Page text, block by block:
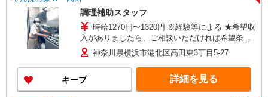
調理補助スタッフ
時給1270円〜1320円 ※経験等による ★希望収
入がありましたら、ご相談いただければ希望条件
に合うかの確認もいたします。 ★時間外手当別途
支給 ★上記金額は働きがい向上手当を含みます。
★働きがい向上手当※26年6月改定（地域により異
なる） 社会保険加入者は更に＋50円
神奈川県横浜市港北区高田東3丁目5-27
キープ 詳細を見る